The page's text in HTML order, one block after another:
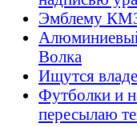
Эмблему
Волка
Ищутся
Футболки и
пересылаю